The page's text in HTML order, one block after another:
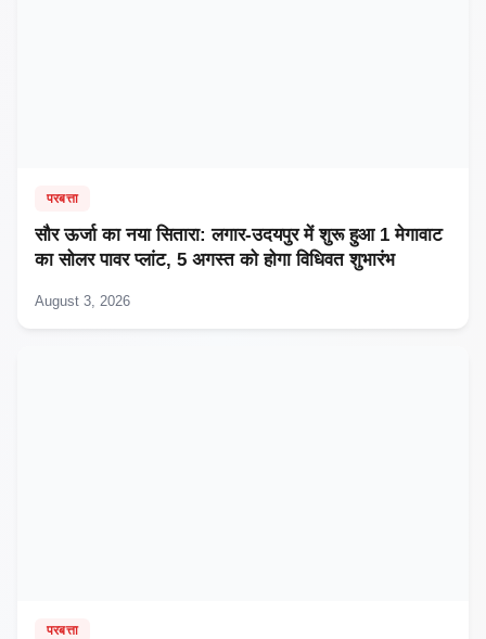
परबत्ता
सौर ऊर्जा का नया सितारा: लगार-उदयपुर में शुरू हुआ 1 मेगावाट
का सोलर पावर प्लांट, 5 अगस्त को होगा विधिवत शुभारंभ
August 3, 2026
परबत्ता